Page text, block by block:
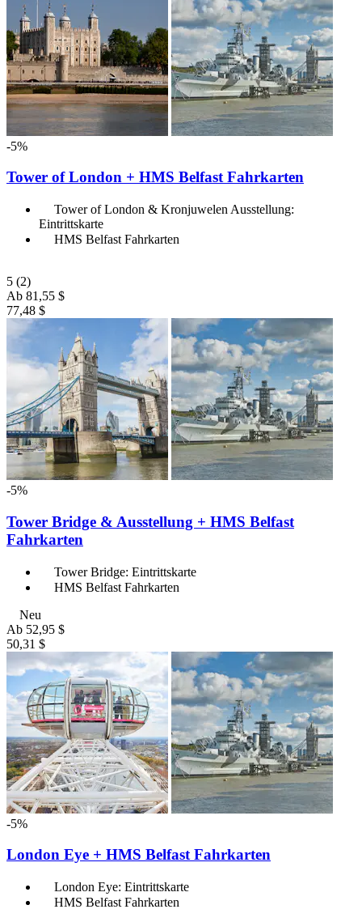
-5%
Tower of London + HMS Belfast Fahrkarten
Tower of London & Kronjuwelen Ausstellung:
Eintrittskarte
HMS Belfast Fahrkarten
5 (2)
Ab 81,55 $
77,48 $
-5%
Tower Bridge & Ausstellung + HMS Belfast
Fahrkarten
Tower Bridge: Eintrittskarte
HMS Belfast Fahrkarten
Neu
Ab 52,95 $
50,31 $
-5%
London Eye + HMS Belfast Fahrkarten
London Eye: Eintrittskarte
HMS Belfast Fahrkarten